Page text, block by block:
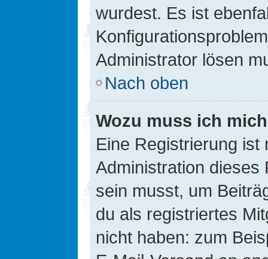
wurdest. Es ist
Administrator lösen
Nach oben
Wozu muss ich
Eine Registrierung ist
Administration dieses
sein musst, um
du als registriertes
nicht haben: zum